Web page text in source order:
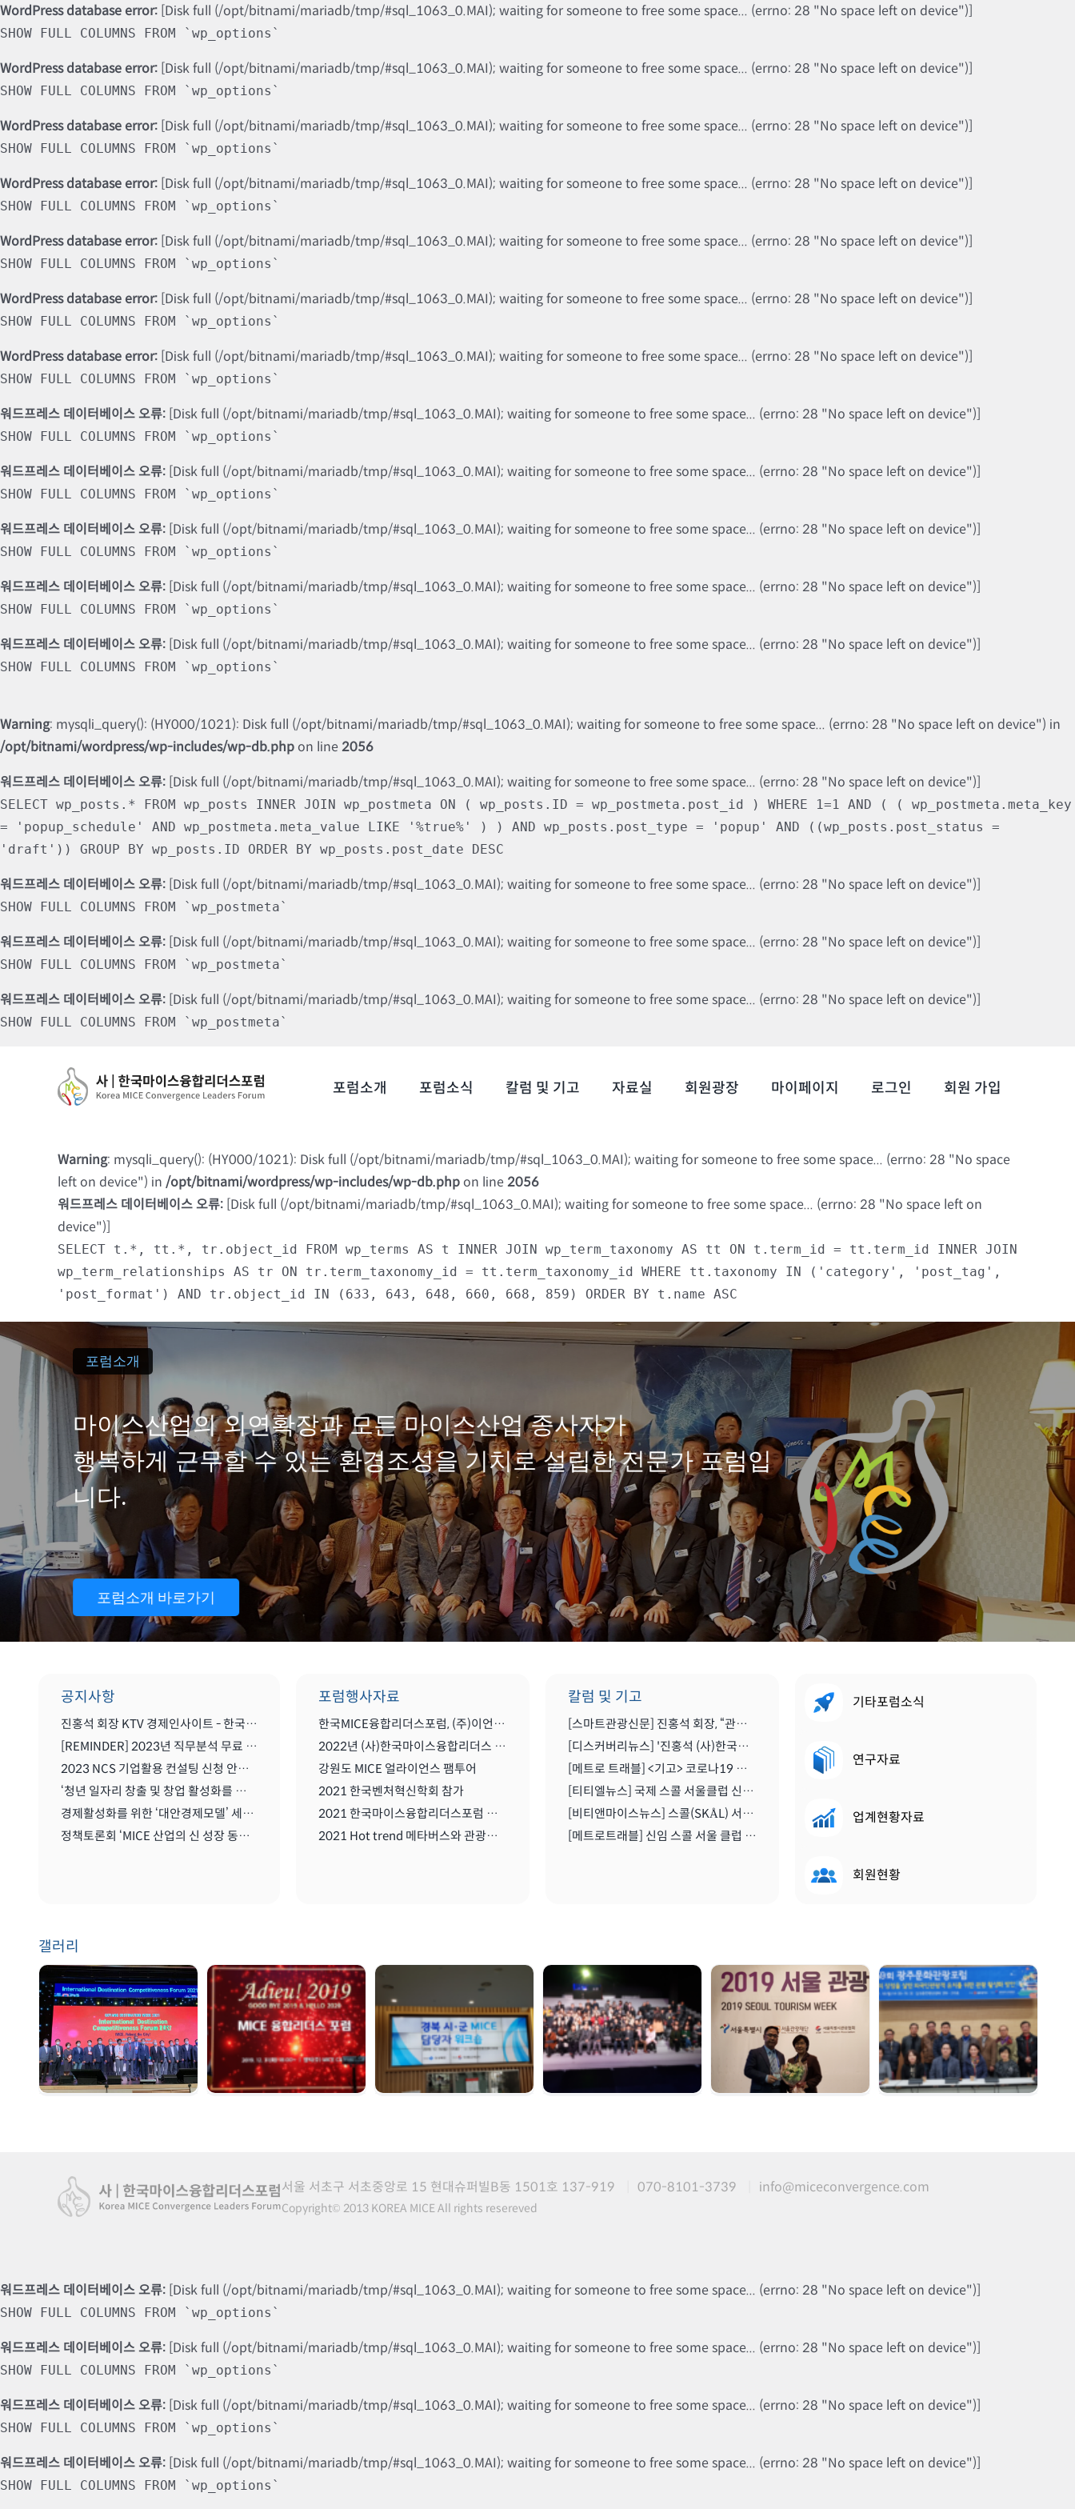
WordPress database error: [Disk full (/opt/bitnami/mariadb/tmp/#sql_1063_0.MAI); waiting for someone to free some space... (errno: 28 "No space left on device")]
SHOW FULL COLUMNS FROM `wp_options`
WordPress database error: [Disk full (/opt/bitnami/mariadb/tmp/#sql_1063_0.MAI); waiting for someone to free some space... (errno: 28 "No space left on device")]
SHOW FULL COLUMNS FROM `wp_options`
WordPress database error: [Disk full (/opt/bitnami/mariadb/tmp/#sql_1063_0.MAI); waiting for someone to free some space... (errno: 28 "No space left on device")]
SHOW FULL COLUMNS FROM `wp_options`
WordPress database error: [Disk full (/opt/bitnami/mariadb/tmp/#sql_1063_0.MAI); waiting for someone to free some space... (errno: 28 "No space left on device")]
SHOW FULL COLUMNS FROM `wp_options`
WordPress database error: [Disk full (/opt/bitnami/mariadb/tmp/#sql_1063_0.MAI); waiting for someone to free some space... (errno: 28 "No space left on device")]
SHOW FULL COLUMNS FROM `wp_options`
WordPress database error: [Disk full (/opt/bitnami/mariadb/tmp/#sql_1063_0.MAI); waiting for someone to free some space... (errno: 28 "No space left on device")]
SHOW FULL COLUMNS FROM `wp_options`
WordPress database error: [Disk full (/opt/bitnami/mariadb/tmp/#sql_1063_0.MAI); waiting for someone to free some space... (errno: 28 "No space left on device")]
SHOW FULL COLUMNS FROM `wp_options`
워드프레스 데이터베이스 오류: [Disk full (/opt/bitnami/mariadb/tmp/#sql_1063_0.MAI); waiting for someone to free some space... (errno: 28 "No space left on device")]
SHOW FULL COLUMNS FROM `wp_options`
워드프레스 데이터베이스 오류: [Disk full (/opt/bitnami/mariadb/tmp/#sql_1063_0.MAI); waiting for someone to free some space... (errno: 28 "No space left on device")]
SHOW FULL COLUMNS FROM `wp_options`
워드프레스 데이터베이스 오류: [Disk full (/opt/bitnami/mariadb/tmp/#sql_1063_0.MAI); waiting for someone to free some space... (errno: 28 "No space left on device")]
SHOW FULL COLUMNS FROM `wp_options`
워드프레스 데이터베이스 오류: [Disk full (/opt/bitnami/mariadb/tmp/#sql_1063_0.MAI); waiting for someone to free some space... (errno: 28 "No space left on device")]
SHOW FULL COLUMNS FROM `wp_options`
워드프레스 데이터베이스 오류: [Disk full (/opt/bitnami/mariadb/tmp/#sql_1063_0.MAI); waiting for someone to free some space... (errno: 28 "No space left on device")]
SHOW FULL COLUMNS FROM `wp_options`
Warning: mysqli_query(): (HY000/1021): Disk full (/opt/bitnami/mariadb/tmp/#sql_1063_0.MAI); waiting for someone to free some space... (errno: 28 "No space left on device") in
/opt/bitnami/wordpress/wp-includes/wp-db.php on line2056
워드프레스 데이터베이스 오류: [Disk full (/opt/bitnami/mariadb/tmp/#sql_1063_0.MAI); waiting for someone to free some space... (errno: 28 "No space left on device")]
SELECT wp_posts.* FROM wp_posts INNER JOIN wp_postmeta ON ( wp_posts.ID = wp_postmeta.post_id ) WHERE 1=1 AND ( ( wp_postmeta.meta_key
= 'popup_schedule' AND wp_postmeta.meta_value LIKE '%true%' ) ) AND wp_posts.post_type = 'popup' AND ((wp_posts.post_status =
'draft')) GROUP BY wp_posts.ID ORDER BY wp_posts.post_date DESC
워드프레스 데이터베이스 오류: [Disk full (/opt/bitnami/mariadb/tmp/#sql_1063_0.MAI); waiting for someone to free some space... (errno: 28 "No space left on device")]
SHOW FULL COLUMNS FROM `wp_postmeta`
워드프레스 데이터베이스 오류: [Disk full (/opt/bitnami/mariadb/tmp/#sql_1063_0.MAI); waiting for someone to free some space... (errno: 28 "No space left on device")]
SHOW FULL COLUMNS FROM `wp_postmeta`
워드프레스 데이터베이스 오류: [Disk full (/opt/bitnami/mariadb/tmp/#sql_1063_0.MAI); waiting for someone to free some space... (errno: 28 "No space left on device")]
SHOW FULL COLUMNS FROM `wp_postmeta`
포럼소개 포럼소식 칼럼 및 기고 자료실 회원광장 마이페이지 로그인 회원 가입
Warning: mysqli_query(): (HY000/1021): Disk full (/opt/bitnami/mariadb/tmp/#sql_1063_0.MAI); waiting for someone to free some space... (errno: 28 "No space
left on device") in /opt/bitnami/wordpress/wp-includes/wp-db.phpon line2056
워드프레스 데이터베이스 오류: [Disk full (/opt/bitnami/mariadb/tmp/#sql_1063_0.MAI); waiting for someone to free some space... (errno: 28 "No space left on
device")]
SELECT t.*, tt.*, tr.object_id FROM wp_terms AS t INNER JOIN wp_term_taxonomy AS tt ON t.term_id = tt.term_id INNER JOIN
wp_term_relationships AS tr ON tr.term_taxonomy_id = tt.term_taxonomy_id WHERE tt.taxonomy IN ('category', 'post_tag',
'post_format') AND tr.object_id IN (633, 643, 648, 660, 668, 859) ORDER BY t.name ASC
포럼소개
마이스산업의 외연확장과 모든 마이스산업 종사자가
행복하게 근무할 수 있는 환경조성을 기치로 설립한 전문가 포럼입
니다.
포럼소개 바로가기
공지사항
진홍석 회장 KTV 경제인사이트 - 한국 마이스를 말하다
[REMINDER] 2023년 직무분석 무료 컨설팅
2023 NCS 기업활용 컨설팅 신청 안내(무료)
‘청년 일자리 창출 및 창업 활성화를 위한 MICE산업 글로벌화를 위한 세미나'
경제활성화를 위한 ‘대안경제모델’ 세미나
정책토론회 ‘MICE 산업의 신 성장 동력: 협회/단체 관리 및 복합리조트 산업’
포럼행사자료
한국MICE융합리더스포럼, (주)이언컨설팅그룹과 MOU(업무협약) 체결식
2022년 (사)한국마이스융합리더스 포럼 송년 세미나 공유
강원도 MICE 얼라이언스 팸투어
2021 한국벤처혁신학회 참가
2021 한국마이스융합리더스포럼 온라인 세미나 I 2021.08..11
2021 Hot trend 메타버스와 관광산업 I 2021.08.11
칼럼 및 기고
[스마트관광신문] 진홍석 회장, “관광·MICE산업을 바라보는 가치의 전환을 위해 노력이 필요한 시기” | 2021.04.29
[디스커버리뉴스] '진홍석 (사)한국마이스융합리더스포럼 회장',"코로나를 또다른 기회로" | 2020.07.06
[메트로 트래블] <기고> 코로나19 이후 지속가능한 관광마이스산업과 'MICE 5.0' | 2020.06.28
[티티엘뉴스] 국제 스콜 서울클럽 신임 회장에 진홍석 (사)한국마이스융합리더스포럼 회장 | 2019.12.13
[비티앤마이스뉴스] 스콜(SKÅL) 서울 클럽, 2020년 한 해 동안 이끌 새 임원진 구성하다 | 2019.12.13
[메트로트래블] 신임 스콜 서울 클럽 회장에 진홍석 한국마이스융합리더스포럼회장 선출 | 2019.12.22
기타포럼소식
연구자료
업계현황자료
회원현황
갤러리
GDW 2021 | 2021.
08. 25
송년회 | 2019. 12. 31
경북시군 마이스 담당
자 워크숍 | 2019. 12.
16
여수 마이스육성포럼 |
2019. 12. 05
서울관광대상 수상 |
2019. 12. 04
광주문화관광포럼 |
2019. 11. 18
서울 서초구 서초중앙로 15 현대슈퍼빌B동 1501호 137-919 070-8101-3739 info@miceconvergence.com
Copyright© 2013 KOREA MICE All rights resereved
워드프레스 데이터베이스 오류: [Disk full (/opt/bitnami/mariadb/tmp/#sql_1063_0.MAI); waiting for someone to free some space... (errno: 28 "No space left on device")]
SHOW FULL COLUMNS FROM `wp_options`
워드프레스 데이터베이스 오류: [Disk full (/opt/bitnami/mariadb/tmp/#sql_1063_0.MAI); waiting for someone to free some space... (errno: 28 "No space left on device")]
SHOW FULL COLUMNS FROM `wp_options`
워드프레스 데이터베이스 오류: [Disk full (/opt/bitnami/mariadb/tmp/#sql_1063_0.MAI); waiting for someone to free some space... (errno: 28 "No space left on device")]
SHOW FULL COLUMNS FROM `wp_options`
워드프레스 데이터베이스 오류: [Disk full (/opt/bitnami/mariadb/tmp/#sql_1063_0.MAI); waiting for someone to free some space... (errno: 28 "No space left on device")]
SHOW FULL COLUMNS FROM `wp_options`